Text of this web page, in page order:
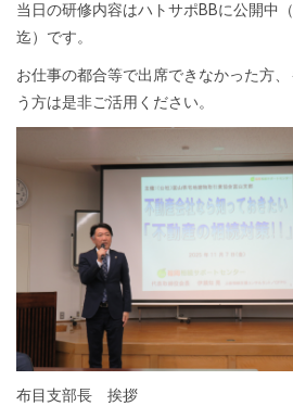
当日の研修内容はハトサポBBに公開中
迄）です。
お仕事の都合等で出席できなかった方
う方は是非ご活用ください。
布目支部長 挨拶